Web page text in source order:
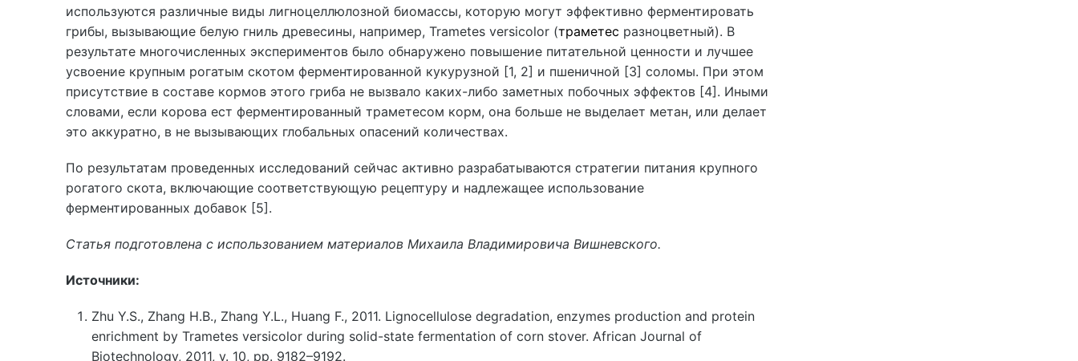
используются различные виды лигноцеллюлозной биомассы, которую могут эффективно ферментировать
грибы, вызывающие белую гниль древесины, например, Trametes versicolor (траметес разноцветный). В
результате многочисленных экспериментов было обнаружено повышение питательной ценности и лучшее
усвоение крупным рогатым скотом ферментированной кукурузной [1, 2] и пшеничной [3] соломы. При этом
присутствие в составе кормов этого гриба не вызвало каких-либо заметных побочных эффектов [4]. Иными
словами, если корова ест ферментированный траметесом корм, она больше не выделает метан, или делает
это аккуратно, в не вызывающих глобальных опасений количествах.
По результатам проведенных исследований сейчас активно разрабатываются стратегии питания крупного
рогатого скота, включающие соответствующую рецептуру и надлежащее использование
ферментированных добавок [5].
Статья подготовлена с использованием материалов Михаила Владимировича Вишневского.
Источники:
Zhu Y.S., Zhang H.B., Zhang Y.L., Huang F., 2011. Lignocellulose degradation, enzymes production and protein
enrichment by Trametes versicolor during solid-state fermentation of corn stover. African Journal of
Biotechnology, 2011, v. 10, pp. 9182–9192.